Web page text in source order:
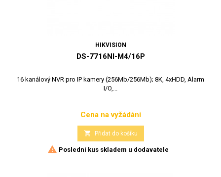
HIKVISION
DS-7716NI-M4/16P
16 kanálový NVR pro IP kamery (256Mb/256Mb); 8K, 4xHDD, Alarm
I/O,...
Cena
Cena na vyžádání
 Přidat do košíku
 Poslední kus skladem u dodavatele